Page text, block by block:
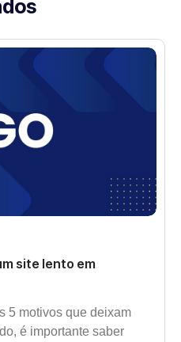
site lento em
5 motivos que deixam
é importante saber